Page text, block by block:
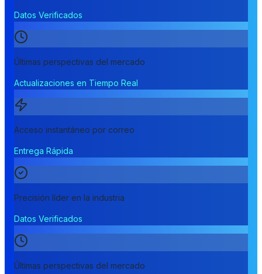
Datos Verificados
Últimas perspectivas del mercado
Actualizaciones en Tiempo Real
Acceso instantáneo por correo
Entrega Rápida
Precisión líder en la industria
Datos Verificados
Últimas perspectivas del mercado